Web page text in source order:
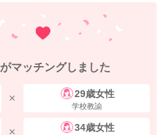
がマッチングしました
29歳女性
学校教諭
34歳女性